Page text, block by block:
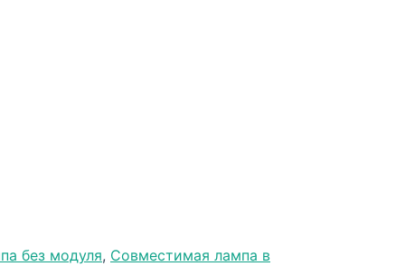
без модуля, Совместимая лампа в